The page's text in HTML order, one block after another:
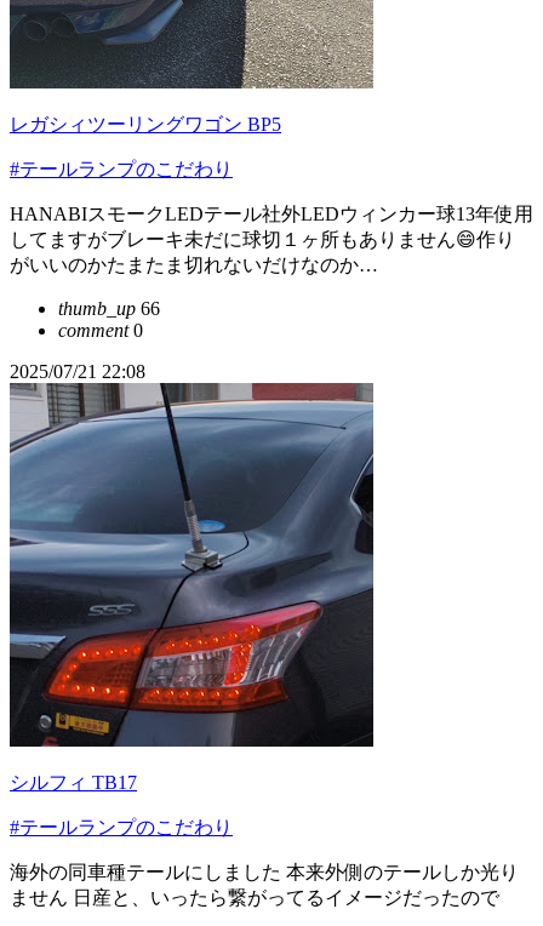
レガシィツーリングワゴン BP5
#テールランプのこだわり
HANABIスモークLEDテール社外LEDウィンカー球13年使用
してますがブレーキ未だに球切１ヶ所もありません😄作り
がいいのかたまたま切れないだけなのか…
thumb_up 66
comment0
2025/07/21 22:08
シルフィ TB17
#テールランプのこだわり
海外の同車種テールにしました 本来外側のテールしか光り
ません 日産と、いったら繋がってるイメージだったので